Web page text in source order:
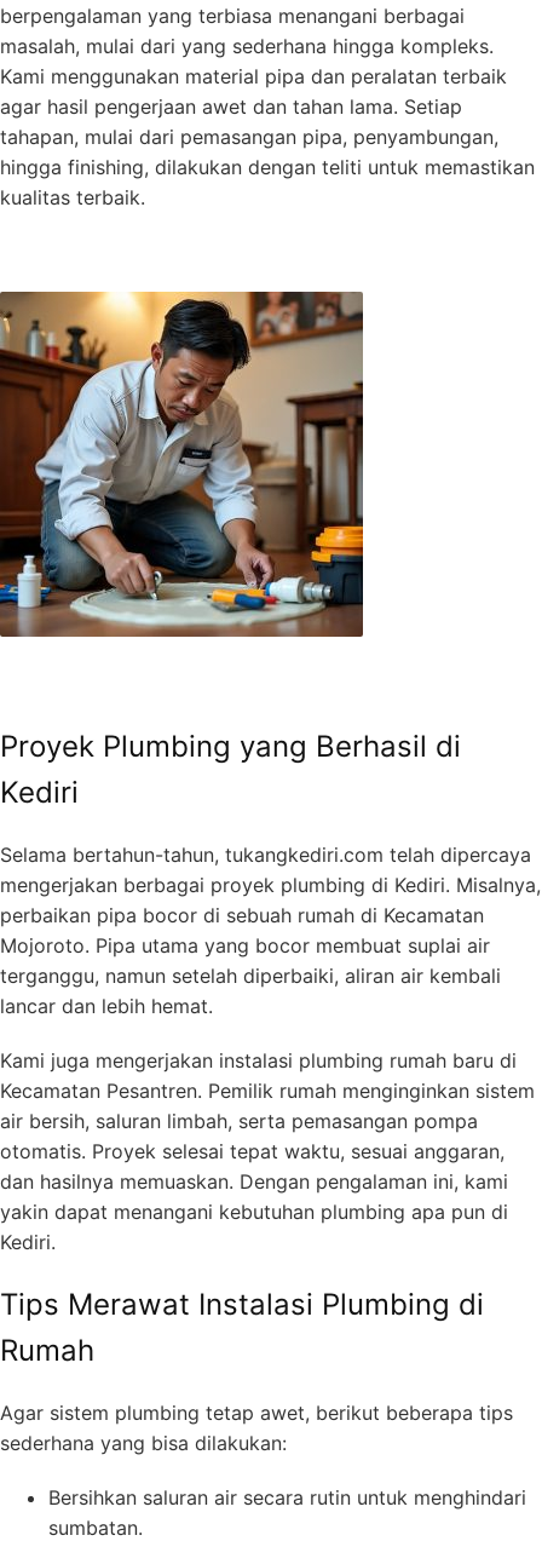
berpengalaman yang terbiasa menangani berbagai
masalah, mulai dari yang sederhana hingga kompleks.
Kami menggunakan material pipa dan peralatan terbaik
agar hasil pengerjaan awet dan tahan lama. Setiap
tahapan, mulai dari pemasangan pipa, penyambungan,
hingga finishing, dilakukan dengan teliti untuk memastikan
kualitas terbaik.
Proyek Plumbing yang Berhasil di
Kediri
Selama bertahun-tahun, tukangkediri.com telah dipercaya
mengerjakan berbagai proyek plumbing di Kediri. Misalnya,
perbaikan pipa bocor di sebuah rumah di Kecamatan
Mojoroto. Pipa utama yang bocor membuat suplai air
terganggu, namun setelah diperbaiki, aliran air kembali
lancar dan lebih hemat.
Kami juga mengerjakan instalasi plumbing rumah baru di
Kecamatan Pesantren. Pemilik rumah menginginkan sistem
air bersih, saluran limbah, serta pemasangan pompa
otomatis. Proyek selesai tepat waktu, sesuai anggaran,
dan hasilnya memuaskan. Dengan pengalaman ini, kami
yakin dapat menangani kebutuhan plumbing apa pun di
Kediri.
Tips Merawat Instalasi Plumbing di
Rumah
Agar sistem plumbing tetap awet, berikut beberapa tips
sederhana yang bisa dilakukan:
Bersihkan saluran air secara rutin untuk menghindari
sumbatan.